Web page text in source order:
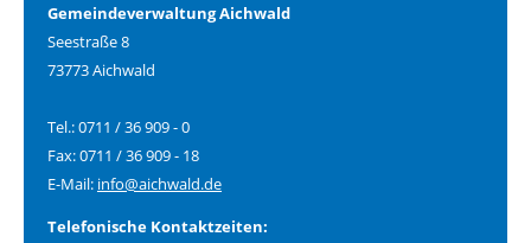
Gemeindeverwaltung Aichwald
Seestraße 8
73773 Aichwald
Tel.: 0711 / 36 909 - 0
Fax: 0711 / 36 909 - 18
E-Mail: info@aichwald.de
Telefonische Kontaktzeiten: